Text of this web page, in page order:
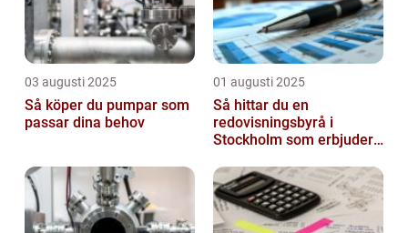
03 augusti 2025
Så köper du pumpar som
passar dina behov
01 augusti 2025
Så hittar du en
redovisningsbyrå i
Stockholm som erbjuder